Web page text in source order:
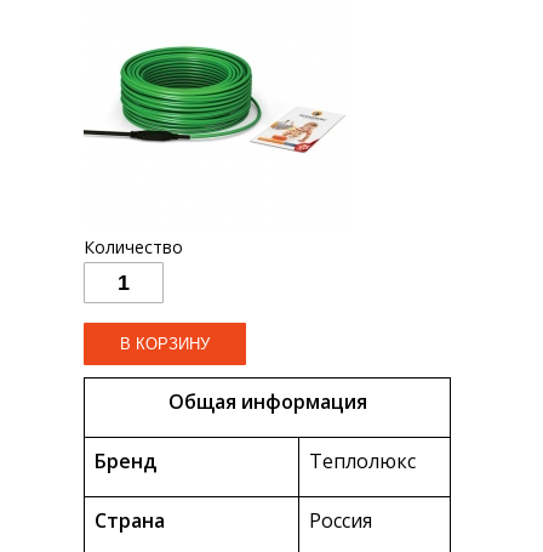
Количество
Общая информация
Бренд Теплолюкс
Страна Россия